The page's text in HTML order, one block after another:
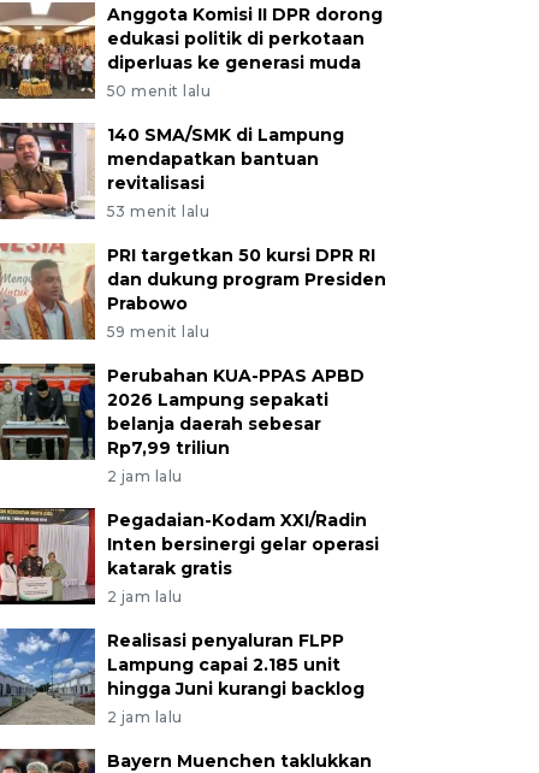
Anggota Komisi II DPR dorong
edukasi politik di perkotaan
diperluas ke generasi muda
50 menit lalu
140 SMA/SMK di Lampung
mendapatkan bantuan
revitalisasi
53 menit lalu
PRI targetkan 50 kursi DPR RI
dan dukung program Presiden
Prabowo
59 menit lalu
Perubahan KUA-PPAS APBD
2026 Lampung sepakati
belanja daerah sebesar
Rp7,99 triliun
2 jam lalu
Pegadaian-Kodam XXI/Radin
Inten bersinergi gelar operasi
katarak gratis
2 jam lalu
Realisasi penyaluran FLPP
Lampung capai 2.185 unit
hingga Juni kurangi backlog
2 jam lalu
Bayern Muenchen taklukkan